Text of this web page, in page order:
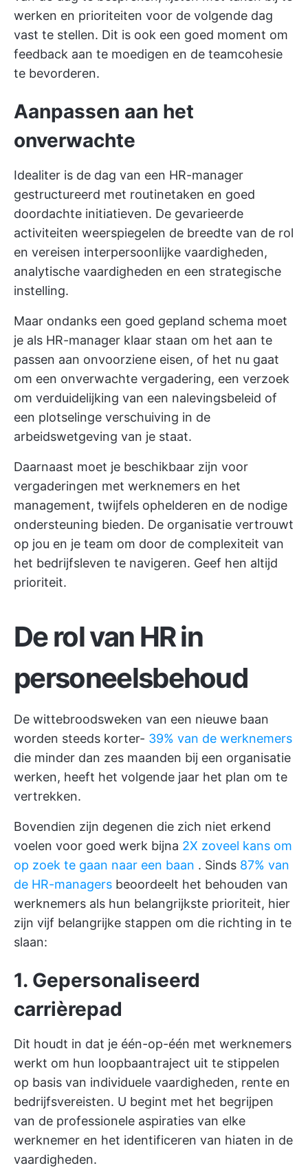
werken en prioriteiten voor de volgende dag
vast te stellen. Dit is ook een goed moment om
feedback aan te moedigen en de teamcohesie
te bevorderen.
Aanpassen aan het
onverwachte
Idealiter is de dag van een HR-manager
gestructureerd met routinetaken en goed
doordachte initiatieven. De gevarieerde
activiteiten weerspiegelen de breedte van de rol
en vereisen interpersoonlijke vaardigheden,
analytische vaardigheden en een strategische
instelling.
Maar ondanks een goed gepland schema moet
je als HR-manager klaar staan om het aan te
passen aan onvoorziene eisen, of het nu gaat
om een onverwachte vergadering, een verzoek
om verduidelijking van een nalevingsbeleid of
een plotselinge verschuiving in de
arbeidswetgeving van je staat.
Daarnaast moet je beschikbaar zijn voor
vergaderingen met werknemers en het
management, twijfels ophelderen en de nodige
ondersteuning bieden. De organisatie vertrouwt
op jou en je team om door de complexiteit van
het bedrijfsleven te navigeren. Geef hen altijd
prioriteit.
De rol van HR in
personeelsbehoud
De wittebroodsweken van een nieuwe baan
worden steeds korter- 39% van de werknemers
die minder dan zes maanden bij een organisatie
werken, heeft het volgende jaar het plan om te
vertrekken.
Bovendien zijn degenen die zich niet erkend
voelen voor goed werk bijna 2X zoveel kans om
op zoek te gaan naar een baan . Sinds 87% van
de HR-managers beoordeelt het behouden van
werknemers als hun belangrijkste prioriteit, hier
zijn vijf belangrijke stappen om die richting in te
slaan:
1. Gepersonaliseerd
carrièrepad
Dit houdt in dat je één-op-één met werknemers
werkt om hun loopbaantraject uit te stippelen
op basis van individuele vaardigheden, rente en
bedrijfsvereisten. U begint met het begrijpen
van de professionele aspiraties van elke
werknemer en het identificeren van hiaten in de
vaardigheden.